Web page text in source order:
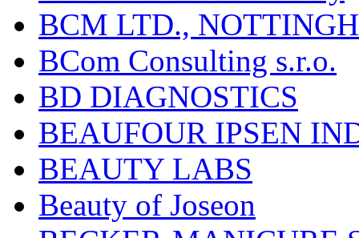
BCM LTD.,
BCom Consulting s.r.o.
BD DIAGNOSTICS
BEAUFOUR IPSEN
BEAUTY LABS
Beauty of Joseon